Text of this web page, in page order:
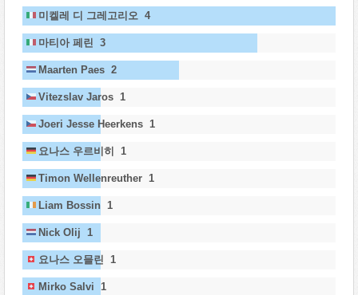
미켈레 디 그레고리오 4
마티아 페린 3
Maarten Paes 2
Vitezslav Jaros 1
Joeri Jesse Heerkens 1
요나스 우르비히 1
Timon Wellenreuther 1
Liam Bossin 1
Nick Olij 1
요나스 오믈린 1
Mirko Salvi 1